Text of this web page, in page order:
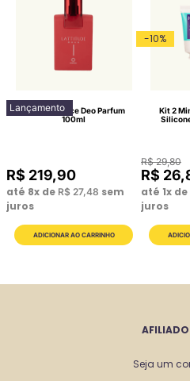
Lançamento
Lattitude Race Deo Parfum
100ml
R$ 219,90
até 8x de R$ 27,48 sem
juros
-10%
Kit 2
R$ 29,80
R$ 26,
até 1x de
juros
Seja um